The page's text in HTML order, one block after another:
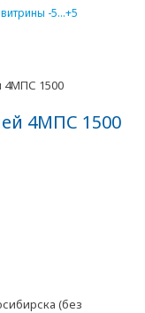
-5...+5
4МПС 1500
(без